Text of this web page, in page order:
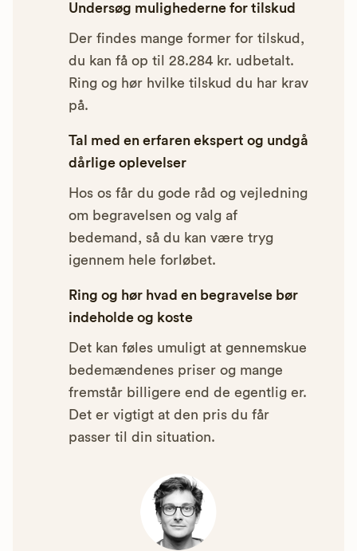
Undersøg mulighederne for tilskud
Der findes mange former for tilskud,
du kan få op til 28.284 kr. udbetalt.
Ring og hør hvilke tilskud du har krav
på.
Tal med en erfaren ekspert og undgå
dårlige oplevelser
Hos os får du gode råd og vejledning
om begravelsen og valg af
bedemand, så du kan være tryg
igennem hele forløbet.
Ring og hør hvad en begravelse bør
indeholde og koste
Det kan føles umuligt at gennemskue
bedemændenes priser og mange
fremstår billigere end de egentlig er.
Det er vigtigt at den pris du får
passer til din situation.